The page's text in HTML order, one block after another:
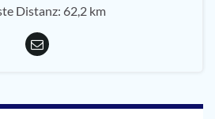
Distanz: 62,2 km